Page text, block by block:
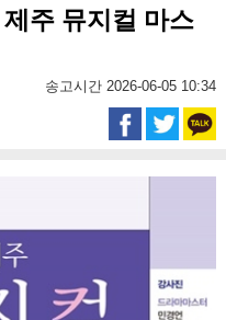
주 뮤지컬 마스
송고시간 2026-06-05 10:34